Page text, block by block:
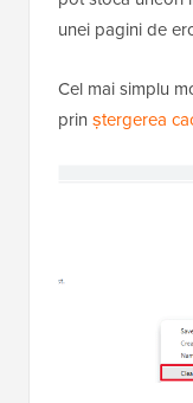
unei pagini de
Cel mai simplu
prin ștergerea